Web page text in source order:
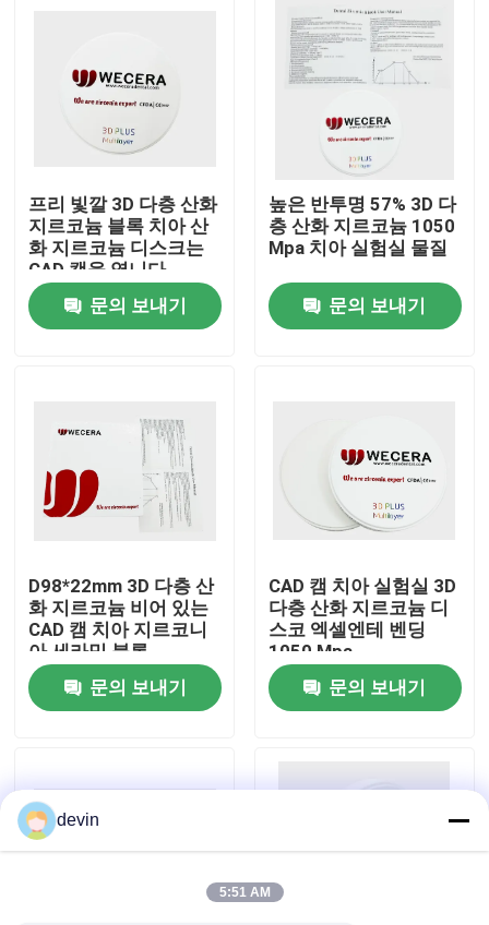
집
비디오
VR 쇼
공장 투어
품질 관리
뉴스
프리 빛깔 3D 다층 산화
지르코늄 블록 치아 산
화 지르코늄 디스크는
CAD 캠을 엽니다
문의 보내기
높은 반투명 57% 3D 다
층 산화 지르코늄 1050
Mpa 치아 실험실 물질
문의 보내기
D98*22mm 3D 다층 산
화 지르코늄 비어 있는
CAD 캠 치아 지르코니
아 세라믹 블록
문의 보내기
CAD 캠 치아 실험실 3D
다층 산화 지르코늄 디
스코 엑셀엔테 벤딩
1050 Mpa
문의 보내기
devin
5:51 AM